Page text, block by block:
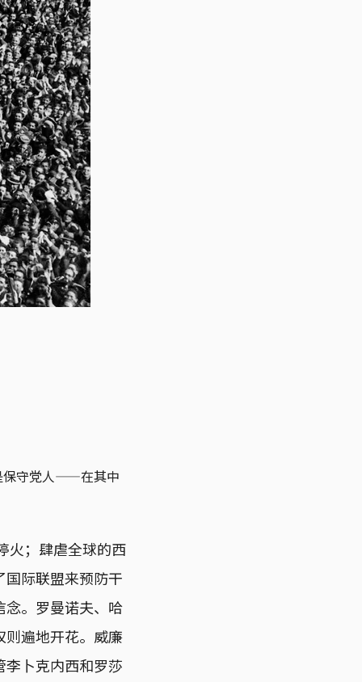
保守党人——在其中
火；肆虐全球的西
际联盟来预防干
念。罗曼诺夫、哈
遍地开花。威廉
卜克内西和罗莎